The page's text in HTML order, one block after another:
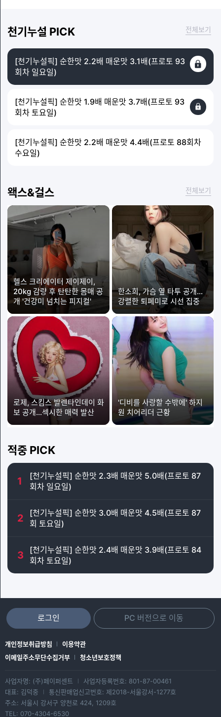
천기누설 PICK 전체보기
[천기누설픽] 순한맛 2.2배 매운맛 3.1배(프로토 93
회차 일요일)
[천기누설픽] 순한맛 1.9배 매운맛 3.7배(프로토 93
회차 토요일)
[천기누설픽] 순한맛 2.2배 매운맛 4.4배(프로토 88회차
수요일)
왝스&걸스 전체보기
헬스 크리에이터 제이제이,
20kg 감량 후 탄탄한 몸매 공
개 '건강미 넘치는 피지컬'
한소희, 가슴 옆 타투 공개…
강렬한 퇴폐미로 시선 집중
로제, 스킴스 발렌타인데이 화
보 공개…섹시한 매력 발산
'디비를 사랑할 수밖에' 하지
원 치어리더 근황
적중 PICK
1
[천기누설픽] 순한맛 2.3배 매운맛 5.0배(프로토 87
회차 일요일)
2
[천기누설픽] 순한맛 3.0배 매운맛 4.5배(프로토 87
회 토요일)
3
[천기누설픽] 순한맛 2.4배 매운맛 3.9배(프로토 84
회차 토요일)
로그인 PC 버전으로 이동
개인정보취급방침
이용약관
이메일주소무단수집거부
청소년보호정책
사업자명: (주)페이퍼센트
사업자등록번호: 801-87-00461
대표: 김덕중
통신판매업신고번호: 제2018-서울강서-1277호
주소: 서울시 강서구 양천로 424, 1209호
TEL: 070-4304-6530